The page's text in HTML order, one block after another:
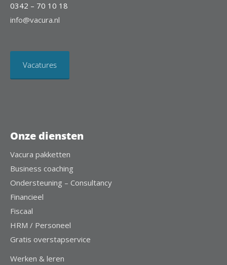
0342 – 70 10 18
info@vacura.nl
Vacatures
Onze diensten
Vacura pakketten
Business coaching
Ondersteuning – Consultancy
Financieel
Fiscaal
HRM / Personeel
Gratis overstapservice
Werken & leren